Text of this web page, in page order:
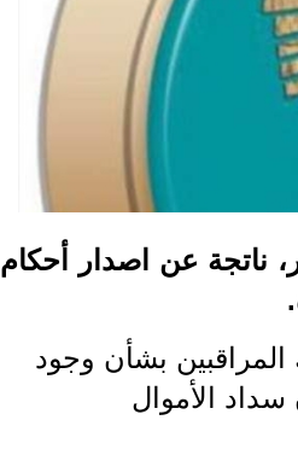
خسائر تبلغ 215 مليون دولار، ناتجة عن اصدار أحكام
بشأن وجود
سداد الأموال